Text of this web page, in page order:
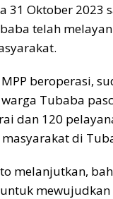
31 Oktober 2023
telah
beroperasi,
Tubaba
dan 120
di
melanjutkan,
mewujudkan